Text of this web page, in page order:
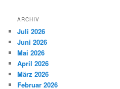
ARCHIV
Juli 2026
Juni 2026
Mai 2026
April 2026
März 2026
Februar 2026